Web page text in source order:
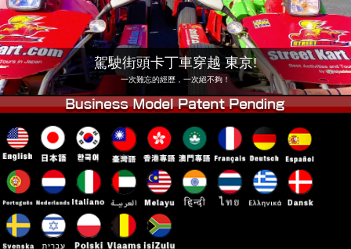
沖繩
駕駛街頭卡丁車穿越 東京!
一次難忘的經歷，一次絕不夠！